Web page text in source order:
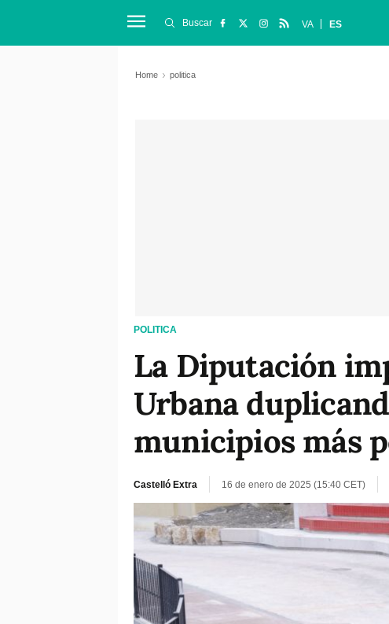
Buscar VA ES
Home politica
POLITICA
La Diputación
Urbana
municipios más
Castelló Extra 16 de enero de 2025 (15:40 CET)